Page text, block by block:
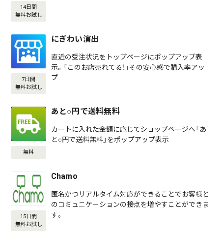
14日間
無料お試し
7日間
無料お試し
にぎわい演出
直近の受注状況をトップページにポップアップ表
示。「このお店売れてる！」その安心感で購入率アッ
プ
無料
あと○円で送料無料
カートに入れた金額に応じてショップページへ「あ
と○円で送料無料」をポップアップ表示
15日間
無料お試し
Chamo
匿名かつリアルタイム対応ができることでお客様と
のコミュニケーションの接点を増やすことができま
す。